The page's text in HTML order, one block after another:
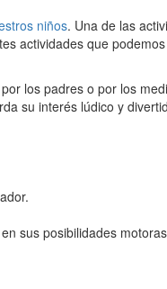
niños. Una de las
actividades que
los padres o por los
su interés lúdico y
sus posibilidades